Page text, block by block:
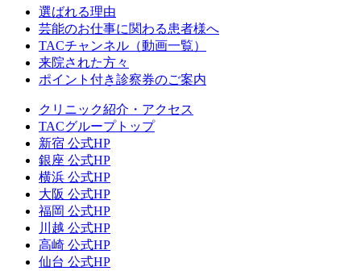
選ばれる理由
芸能のお仕事に関わる患者様へ
TACチャンネル（動画一覧）
来院された方々
ポイント付き診察券のご案内
クリニック紹介・アクセス
TACグループトップ
新宿 公式HP
銀座 公式HP
横浜 公式HP
大阪 公式HP
福岡 公式HP
川越 公式HP
高崎 公式HP
仙台 公式HP